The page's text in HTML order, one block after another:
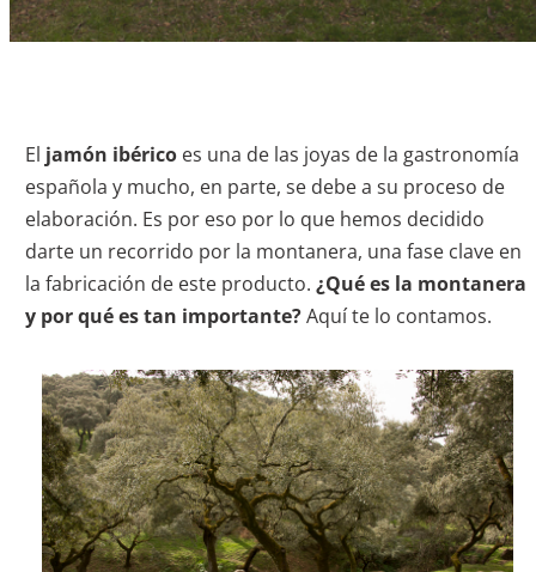
El jamón ibérico es una de las joyas de la gastronomía
española y mucho, en parte, se debe a su proceso de
elaboración. Es por eso por lo que hemos decidido
darte un recorrido por la montanera, una fase clave en
la fabricación de este producto.¿Qué es la montanera
y por qué es tan importante?Aquí te lo contamos.